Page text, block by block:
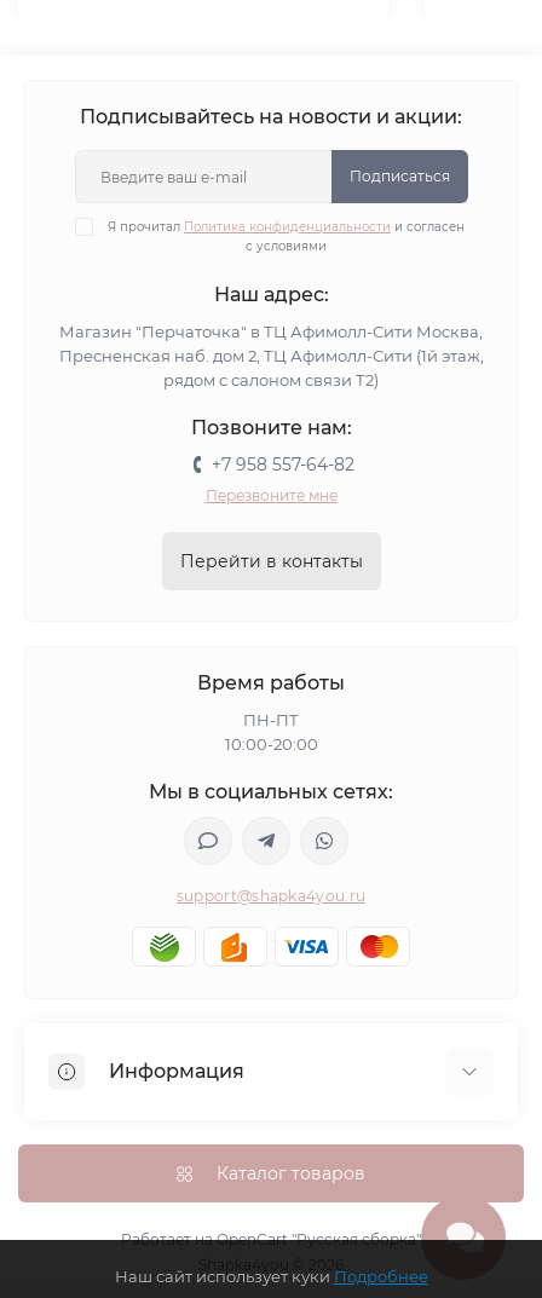
Подписывайтесь на новости и акции:
Подписаться
Я прочитал Политика конфиденциальности и согласен
с условиями
Наш адрес:
Магазин "Перчаточка" в ТЦ Афимолл-Сити Москва,
Пресненская наб. дом 2, ТЦ Афимолл-Сити (1й этаж,
рядом с салоном связи Т2)
Позвоните нам:
+7 958 557-64-82
Перезвоните мне
Перейти в контакты
Время работы
ПН-ПТ
10:00-20:00
Мы в социальных сетях:
support@shapka4you.ru
Информация
Доставка, оплата и бонусные баллы
Гарантия возврата
Политика конфиденциальности
Контакты
Каталог товаров
Работает наOpenCart "Русская сборка"
Наш сайт использует куки Подробнее